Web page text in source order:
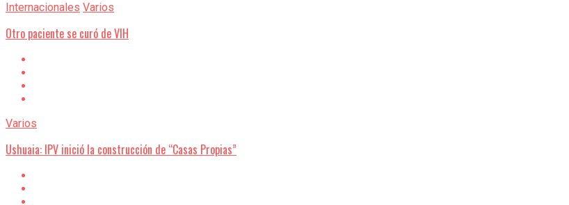
Internacionales Varios
Otro paciente se curó de VIH
Varios
Ushuaia: IPV inició la construcción de “Casas Propias”